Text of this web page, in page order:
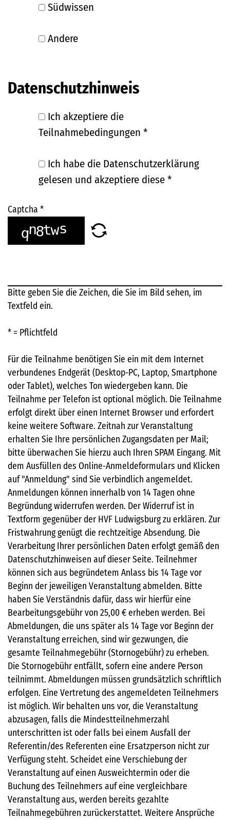
Südwissen
Andere
Datenschutzhinweis
Ich akzeptiere die
Teilnahmebedingungen *
Ich habe die Datenschutzerklärung
gelesen und akzeptiere diese*
Captcha *
Bitte geben Sie die Zeichen, die Sie im Bild sehen, im
Textfeld ein.
* = Pflichtfeld
Für die Teilnahme benötigen Sie ein mit dem Internet
verbundenes Endgerät (Desktop-PC, Laptop, Smartphone
oder Tablet), welches Ton wiedergeben kann. Die
Teilnahme per Telefon ist optional möglich. Die Teilnahme
erfolgt direkt über einen Internet Browser und erfordert
keine weitere Software. Zeitnah zur Veranstaltung
erhalten Sie Ihre persönlichen Zugangsdaten per Mail;
bitte überwachen Sie hierzu auch Ihren SPAM Eingang. Mit
dem Ausfüllen des Online-Anmeldeformulars und Klicken
auf "Anmeldung" sind Sie verbindlich angemeldet.
Anmeldungen können innerhalb von 14 Tagen ohne
Begründung widerrufen werden. Der Widerruf ist in
Textform gegenüber der HVF Ludwigsburg zu erklären. Zur
Fristwahrung genügt die rechtzeitige Absendung. Die
Verarbeitung Ihrer persönlichen Daten erfolgt gemäß den
Datenschutzhinweisen auf dieser Seite. Teilnehmer
können sich aus begründetem Anlass bis 14 Tage vor
Beginn der jeweiligen Veranstaltung abmelden. Bitte
haben Sie Verständnis dafür, dass wir hierfür eine
Bearbeitungsgebühr von 25,00 € erheben werden. Bei
Abmeldungen, die uns später als 14 Tage vor Beginn der
Veranstaltung erreichen, sind wir gezwungen, die
gesamte Teilnahmegebühr (Stornogebühr) zu erheben.
Die Stornogebühr entfällt, sofern eine andere Person
teilnimmt. Abmeldungen müssen grundsätzlich schriftlich
erfolgen. Eine Vertretung des angemeldeten Teilnehmers
ist möglich. Wir behalten uns vor, die Veranstaltung
abzusagen, falls die Mindestteilnehmerzahl
unterschritten ist oder falls bei einem Ausfall der
Referentin/des Referenten eine Ersatzperson nicht zur
Verfügung steht. Scheidet eine Verschiebung der
Veranstaltung auf einen Ausweichtermin oder die
Buchung des Teilnehmers auf eine vergleichbare
Veranstaltung aus, werden bereits gezahlte
Teilnahmegebühren zurückerstattet. Weitere Ansprüche